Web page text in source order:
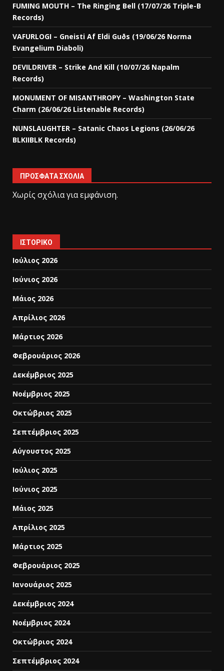
FUMING MOUTH – The Ringing Bell (17/07/26 Triple-B
Records)
VAFURLOGI – Gneisti Af Eldi Guðs (19/06/26 Norma
Evangelium Diaboli)
DEVILDRIVER – Strike And Kill (10/07/26 Napalm
Records)
MONUMENT OF MISANTHROPY – Washington State
Charm (26/06/26 Listenable Records)
NUNSLAUGHTER – Satanic Chaos Legions (26/06/26
BLKIIBLK Records)
ΠΡΌΣΦΑΤΑ ΣΧΌΛΙΑ
Χωρίς σχόλια για εμφάνιση.
ΙΣΤΟΡΙΚΌ
Ιούλιος 2026
Ιούνιος 2026
Μάιος 2026
Απρίλιος 2026
Μάρτιος 2026
Φεβρουάριος 2026
Δεκέμβριος 2025
Νοέμβριος 2025
Οκτώβριος 2025
Σεπτέμβριος 2025
Αύγουστος 2025
Ιούλιος 2025
Ιούνιος 2025
Μάιος 2025
Απρίλιος 2025
Μάρτιος 2025
Φεβρουάριος 2025
Ιανουάριος 2025
Δεκέμβριος 2024
Νοέμβριος 2024
Οκτώβριος 2024
Σεπτέμβριος 2024